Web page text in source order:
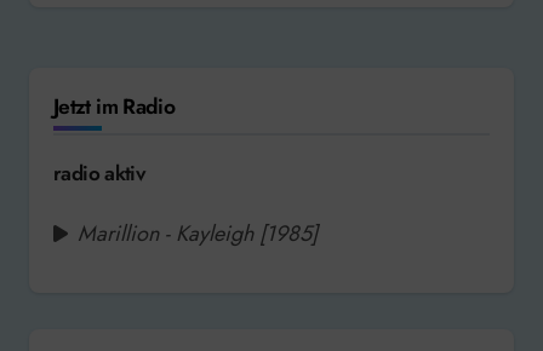
Jetzt im Radio
radio aktiv
Marillion - Kayleigh [1985]